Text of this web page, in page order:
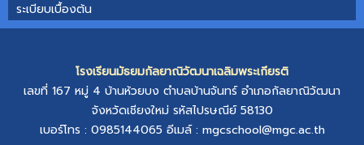
ระเบียบเบื้องต้น
โรงเรียนมัธยมกัลยาณิวัฒนาเฉลิมพระเกียรติ
เลขที่ 167 หมู่ 4 บ้านห้วยบง ตำบลบ้านจันทร์อำเภอกัลยาณิวัฒนา
จังหวัดเชียงใหม่ รหัสไปรษณีย์ 58130
เบอร์โทร : 0985144065 อีเมล์ : mgcschool@mgc.ac.th